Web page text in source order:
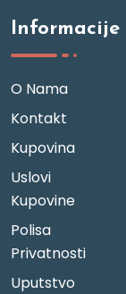
Informacije
O Nama
Kontakt
Kupovina
Uslovi
Kupovine
Polisa
Privatnosti
Uputstvo